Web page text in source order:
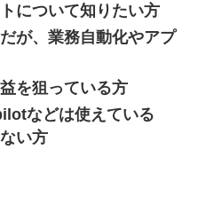
について知りたい方
が、業務自動化やアプ
を狙っている方
などは使えている
い方